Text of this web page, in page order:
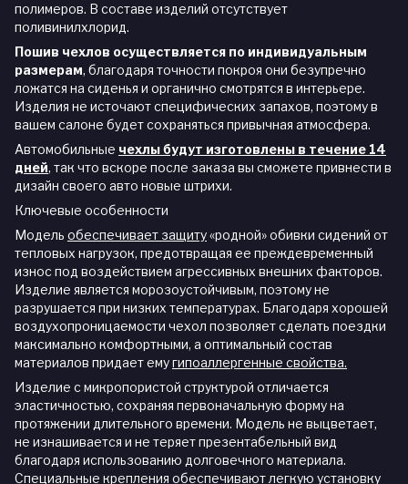
полимеров. В составе изделий отсутствует
поливинилхлорид.
Пошив чехлов осуществляется по индивидуальным
размерам, благодаря точности покроя они безупречно
ложатся на сиденья и органично смотрятся в интерьере.
Изделия не источают специфических запахов, поэтому в
вашем салоне будет сохраняться привычная атмосфера.
Автомобильные чехлы будут изготовлены в течение 14
дней, так что вскоре после заказа вы сможете привнести в
дизайн своего авто новые штрихи.
Ключевые особенности
Модель обеспечивает защиту«родной» обивки сидений от
тепловых нагрузок, предотвращая ее преждевременный
износ под воздействием агрессивных внешних факторов.
Изделие является морозоустойчивым, поэтому не
разрушается при низких температурах. Благодаря хорошей
воздухопроницаемости чехол позволяет сделать поездки
максимально комфортными, а оптимальный состав
материалов придает емугипоаллергенные свойства.
Изделие с микропористой структурой отличается
эластичностью, сохраняя первоначальную форму на
протяжении длительного времени. Модель не выцветает,
не изнашивается и не теряет презентабельный вид
благодаря использованию долговечного материала.
Специальные крепления обеспечивают легкую установку